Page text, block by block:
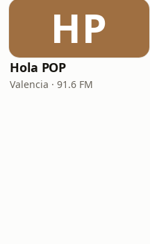
HP
Hola POP
Valencia · 91.6 FM